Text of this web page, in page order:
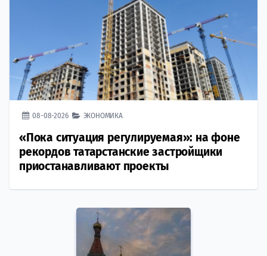
08-08-2026 ЭКОНОМИКА
«Пока ситуация регулируемая»: на фоне
рекордов татарстанские застройщики
приостанавливают проекты